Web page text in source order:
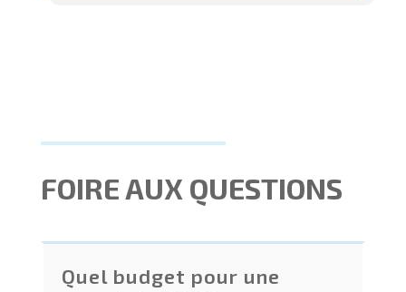
FOIRE AUX QUESTIONS
Quel budget pour une